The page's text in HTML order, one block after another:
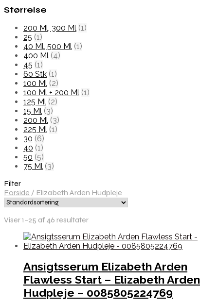
Størrelse
200 Ml, 300 Ml (1)
25 (1)
40 Ml, 500 Ml (1)
400 Ml (4)
45 (1)
60 Stk (1)
100 Ml (2)
100 Ml + 200 Ml (1)
125 Ml (2)
15 Ml (3)
200 Ml (3)
225 Ml (1)
30 (6)
40 (1)
50 (5)
75 Ml (3)
Filter
Forside / Elizabeth Arden Hudpleje
Viser 1–25 af 46 resultater
Ansigtsserum Elizabeth Arden
Flawless Start – Elizabeth Arden
Hudpleje – 0085805224769